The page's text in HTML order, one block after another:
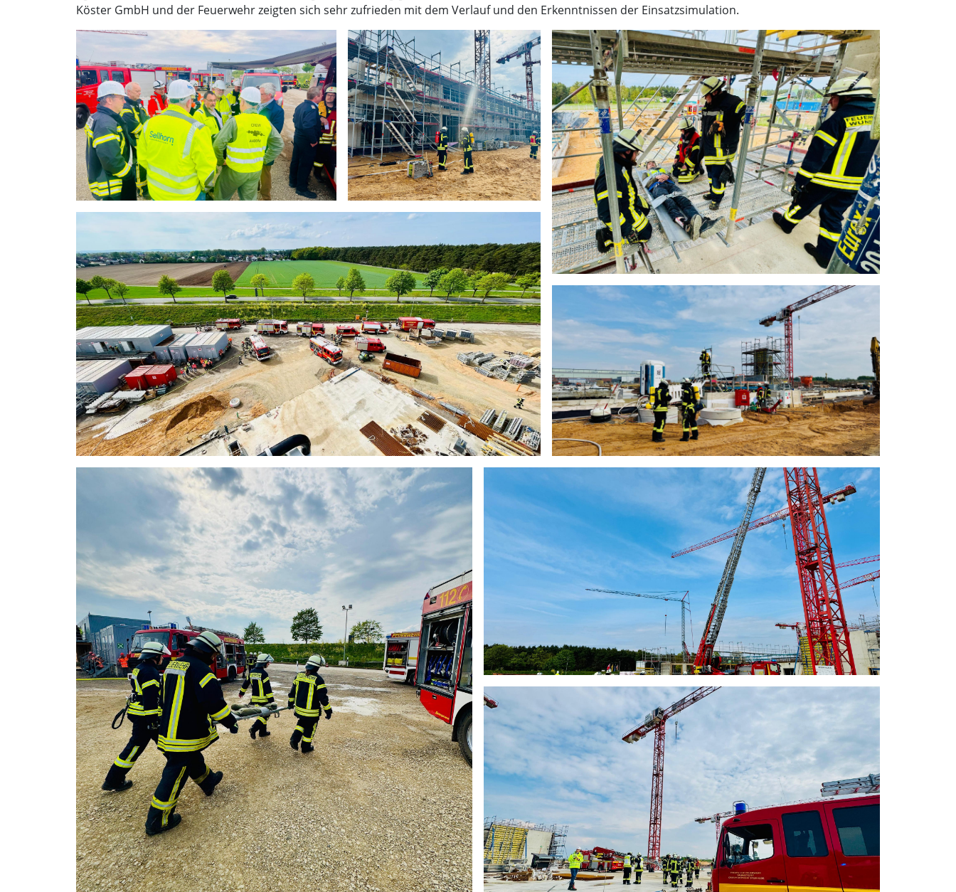
Köster GmbH und der Feuerwehr zeigten sich sehr zufrieden mit dem Verlauf und den Erkenntnissen der Einsatzsimulation.